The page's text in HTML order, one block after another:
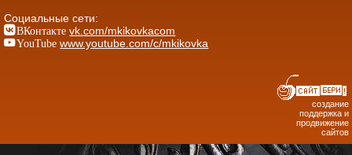
Социальные сети:
ВКонтакте vk.com/mkikovkacom
YouTube www.youtube.com/c/mkikovka
создание
поддержка и
продвижение
сайтов